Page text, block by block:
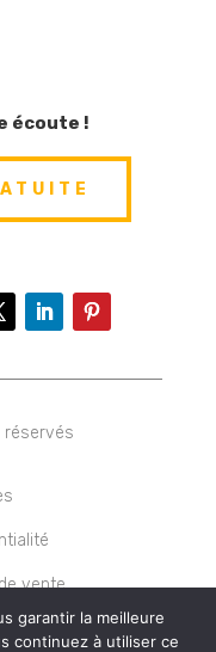
écoute !
vente
garantir la meilleure
continuez à utiliser ce